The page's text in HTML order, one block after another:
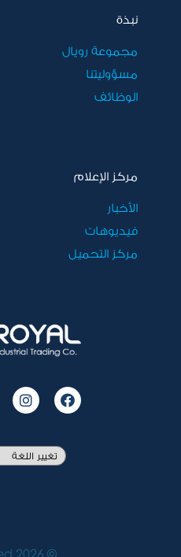
نبذة
مجموعة رويال
مسؤوليتنا
الوظائف
مركز الإعلام
الأخبار
فيديوهات
مركز التحميل
©
2026
Royal's. All rights reserved.